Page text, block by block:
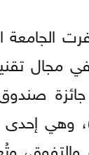
الجامعة
مجال
وهي
والتفوق،